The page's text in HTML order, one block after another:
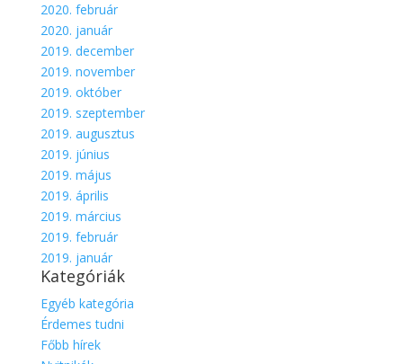
2020. február
2020. január
2019. december
2019. november
2019. október
2019. szeptember
2019. augusztus
2019. június
2019. május
2019. április
2019. március
2019. február
2019. január
Kategóriák
Egyéb kategória
Érdemes tudni
Főbb hírek